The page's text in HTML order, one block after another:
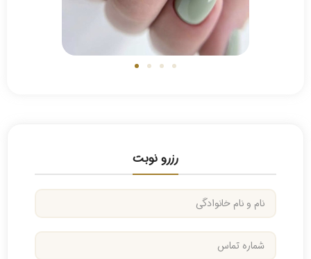
رزرو نوبت